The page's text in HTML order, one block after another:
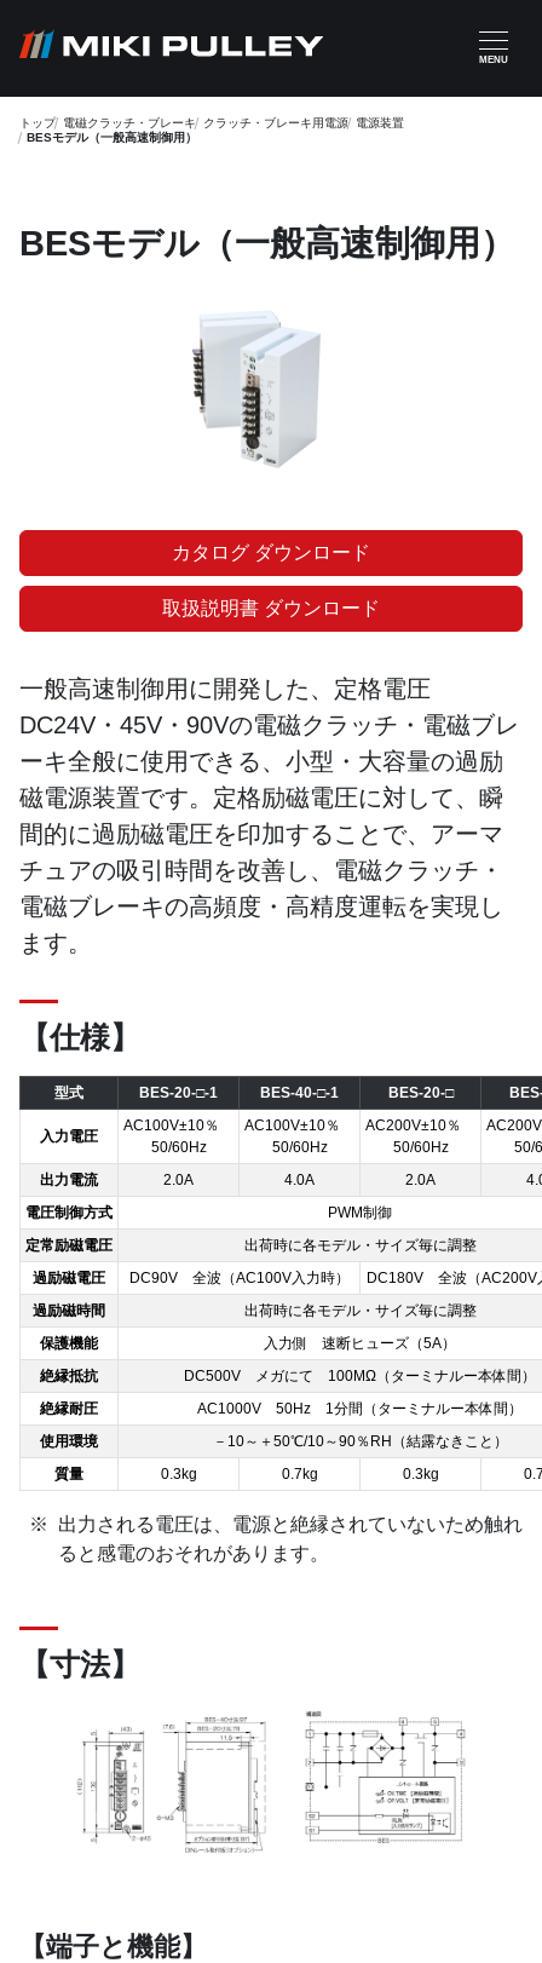
MENU
トップ 電磁クラッチ・ブレーキ クラッチ・ブレーキ用電源
電源装置
BESモデル（一般高速制御用）
BESモデル（一般高速制御用）
カタログ ダウンロード
取扱説明書 ダウンロード
一般高速制御用に開発した、定格電圧
DC24V・45V・90Vの電磁クラッチ・電磁ブレ
ーキ全般に使用できる、小型・大容量の過励
磁電源装置です。定格励磁電圧に対して、瞬
間的に過励磁電圧を印加することで、アーマ
チュアの吸引時間を改善し、電磁クラッチ・
電磁ブレーキの高頻度・高精度運転を実現し
ます。
【仕様】
型式 BES-20-□-1 BES-40-□-1 BES-20-□
入力電圧
AC100V±10％
50/60Hz
AC100V±10％
50/60Hz
AC200V±10％
50/60Hz
50/
出力電流
2.0A 4.0A 2.0A
電圧制御方式
PWM制御
定常励磁電圧
出荷時に各モデル・サイズ毎に調整
過励磁電圧
DC90V 全波（AC100V入力時）
DC180V 全波（AC200V
過励磁時間
出荷時に各モデル・サイズ毎に調整
保護機能
入力側 速断ヒューズ（5A）
絶縁抵抗
DC500V メガにて 100MΩ（ターミナルー本体間）
絶縁耐圧
AC1000V 50Hz 1分間（ターミナルー本体間）
使用環境
－10～＋50℃/10～90％RH（結露なきこと）
質量
0.3kg 0.7kg 0.3kg
出力される電圧は、電源と絶縁されていないため触れ
ると感電のおそれがあります。
【寸法】
【端子と機能】